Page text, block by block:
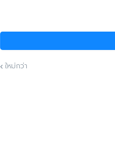
ใหม่กว่า